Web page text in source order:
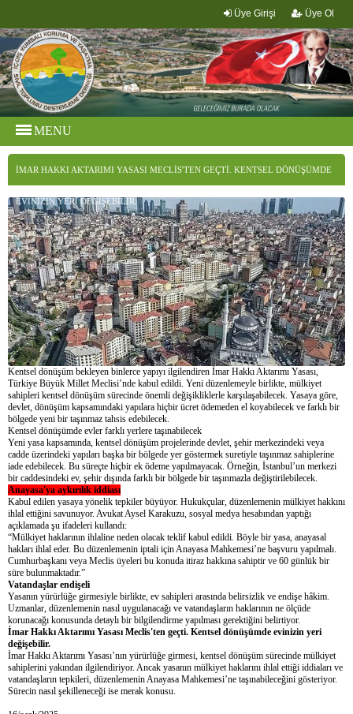
Üye Girişi Üye Ol
MENU
İMAR HAKKI AKTARIMI YASASI MECLIS'TEN GEÇTI. KENTSEL DÖNÜŞÜMDE
EVINIZIN YERI DEĞIŞEBILIR.
Kentsel dönüşüm bekleyen binlerce yapıyı ilgilendiren İmar Hakkı Aktarımı Yasası,
Türkiye Büyük Millet Meclisi’nde kabul edildi. Yeni düzenlemeyle birlikte, mülkiyet
sahipleri kentsel dönüşüm sürecinde önemli değişikliklerle karşılaşabilecek. Yasaya göre,
devlet, dönüşüm kapsamındaki yapılara hiçbir ücret ödemeden el koyabilecek ve farklı bir
bölgede yeni bir taşınmaz tahsis edebilecek.
Kentsel dönüşümde evler farklı yerlere taşınabilecek
Yeni yasa kapsamında, kentsel dönüşüm projelerinde devlet, şehir merkezindeki veya
cadde üzerindeki yapıları başka bir bölgede yer göstermek suretiyle taşınmaz sahiplerine
iade edebilecek. Bu süreçte hiçbir ek ödeme yapılmayacak. Örneğin, İstanbul’un merkezi
bir caddesindeki ev, şehir dışında farklı bir bölgede bir taşınmazla değiştirilebilecek.
Anayasa'ya aykırılık iddiası
Kabul edilen yasaya yönelik tepkiler büyüyor. Hukukçular, düzenlemenin mülkiyet hakkını
ihlal ettiğini savunuyor. Avukat Aysel Karakuzu, sosyal medya hesabından yaptığı
açıklamada şu ifadeleri kullandı:
“Mülkiyet haklarının ihlaline neden olacak teklif kabul edildi. Böyle bir yasa, anayasal
hakları ihlal eder. Bu düzenlemenin iptali için Anayasa Mahkemesi’ne başvuru yapılmalı.
Cumhurbaşkanı veya Meclis üyeleri bu konuda itiraz hakkına sahiptir ve 60 günlük bir
süre bulunmaktadır.”
Vatandaşlar endişeli
Yasanın yürürlüğe girmesiyle birlikte, ev sahipleri arasında belirsizlik ve endişe hâkim.
Uzmanlar, düzenlemenin nasıl uygulanacağı ve vatandaşların haklarının ne ölçüde
korunacağı konusunda detaylı bir bilgilendirme yapılması gerektiğini belirtiyor.
İmar Hakkı Aktarımı Yasası Meclis'ten geçti. Kentsel dönüşümde evinizin yeri
değişebilir.
İmar Hakkı Aktarımı Yasası’nın yürürlüğe girmesi, kentsel dönüşüm sürecinde mülkiyet
sahiplerini yakından ilgilendiriyor. Ancak yasanın mülkiyet haklarını ihlal ettiği iddiaları ve
vatandaşların tepkileri, düzenlemenin Anayasa Mahkemesi’ne taşınabileceğini gösteriyor.
Sürecin nasıl şekilleneceği ise merak konusu.